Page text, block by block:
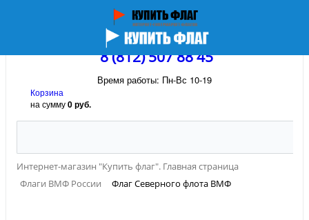
8 (812) 507 88 45
Время работы: Пн-Вс 10-19
Корзина
на сумму0 руб.
Интернет-магазин "Купить флаг". Главная страница
Флаги ВМФ России
Флаг Северного флота ВМФ